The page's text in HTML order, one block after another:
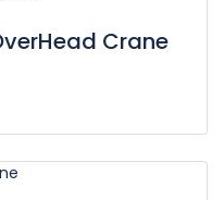
Crane